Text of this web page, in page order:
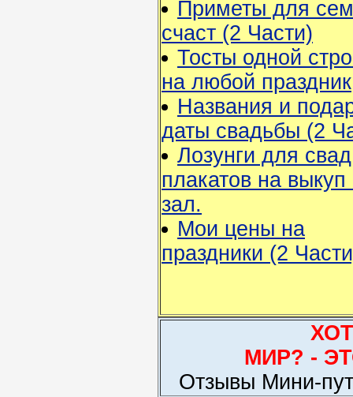
Приметы для
счаст (2 Части)
Тосты одной
на любой праздник
Названия и
даты свадьбы (2
Лозунги для
плакатов на
зал.
Мои цены на
праздники (2
ХОТИТЕ
МИР? -
Отзывы Мини-